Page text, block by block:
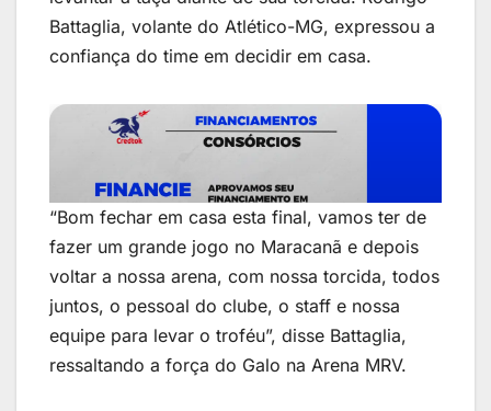
Battaglia, volante do Atlético-MG, expressou a
confiança do time em decidir em casa.
“Bom fechar em casa esta final, vamos ter de
fazer um grande jogo no Maracanã e depois
voltar a nossa arena, com nossa torcida, todos
juntos, o pessoal do clube, o staff e nossa
equipe para levar o troféu”, disse Battaglia,
ressaltando a força do Galo na Arena MRV.